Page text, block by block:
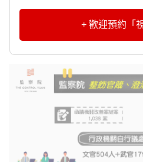
+ 歡迎預約「